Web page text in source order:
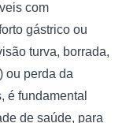
com
gástrico ou
turva, borrada,
ou perda da
é fundamental
de saúde, para